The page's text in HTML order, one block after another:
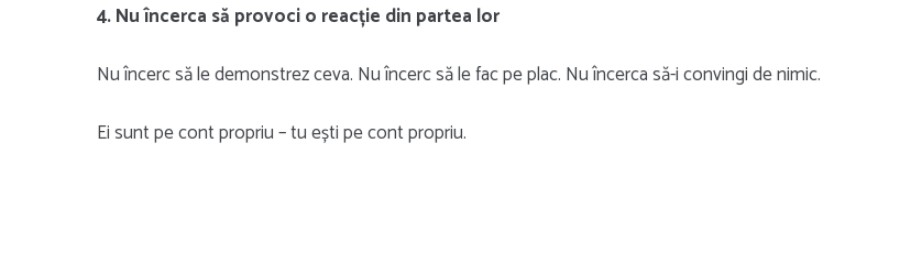
4. Nu încerca să provoci o reacție din partea lor
Nu încerc să le demonstrez ceva. Nu încerc să le fac pe plac. Nu încerca să-i convingi de nimic.
Ei sunt pe cont propriu – tu ești pe cont propriu.